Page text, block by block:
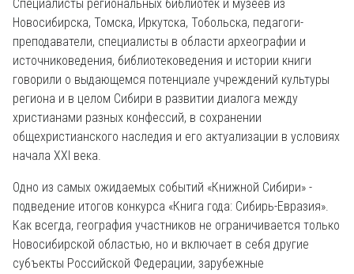
Специалисты региональных библиотек и музеев из
Новосибирска, Томска, Иркутска, Тобольска, педагоги-
преподаватели, специалисты в области археографии и
источниковедения, библиотековедения и истории книги
говорили о выдающемся потенциале учреждений культуры
региона и в целом Сибири в развитии диалога между
христианами разных конфессий, в сохранении
общехристианского наследия и его актуализации в условиях
начала XXI века.
Одно из самых ожидаемых событий «Книжной Сибири» -
подведение итогов конкурса «Книга года: Сибирь-Евразия».
Как всегда, география участников не ограничивается только
Новосибирской областью, но и включает в себя другие
субъекты Российской Федерации, зарубежные